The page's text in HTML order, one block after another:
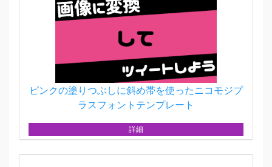
ピンクの塗りつぶしに斜め帯を使ったニコモジプ
ラスフォントテンプレート
詳細